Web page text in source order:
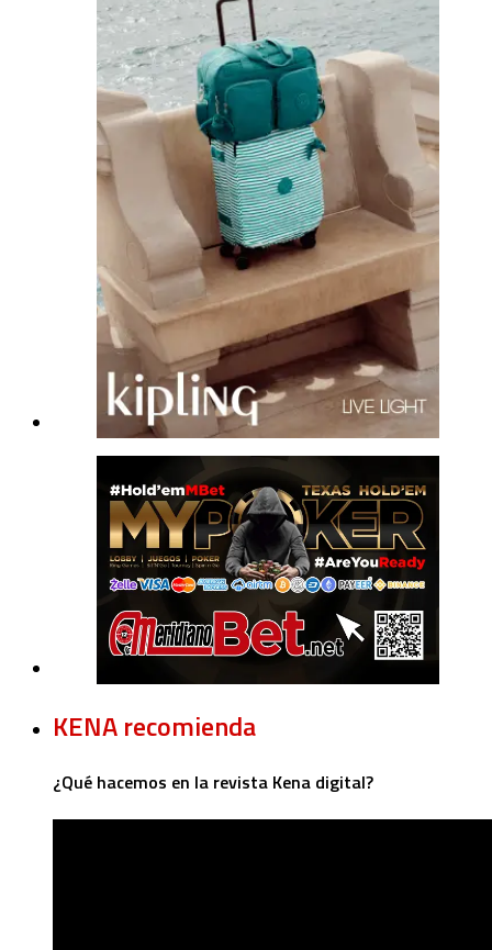
KENA recomienda
¿Qué hacemos en la revista Kena digital?